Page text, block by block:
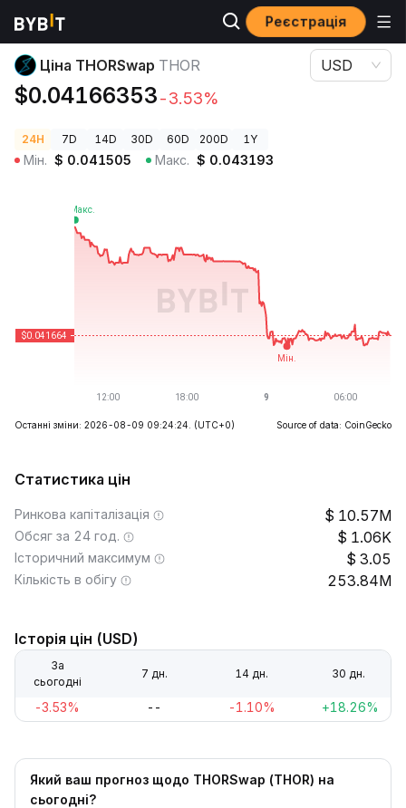
Реєстрація
Ціни криптовалют Ціна THORSwap THOR
Ціна THORSwap THOR
$0.04166353-3.53%
USD
24H 7D 14D 30D 60D 200D 1Y
Мін. $ 0.041505 Макс. $ 0.043193
Останні зміни: 2026-08-09 09:24:24. (UTC+0) Source of data: CoinGecko
Статистика цін
Ринкова капіталізація 10.57M
Обсяг за 24 год. 1.06K
Історичний максимум 3.05
Кількість в обігу 253.84M
Історія цін (USD)
За
сьогодні
7 дн. 14 дн. 30 дн.
-3.53% -- -1.10% +18.26%
Який ваш прогноз щодо THORSwap (THOR) на
сьогодні?